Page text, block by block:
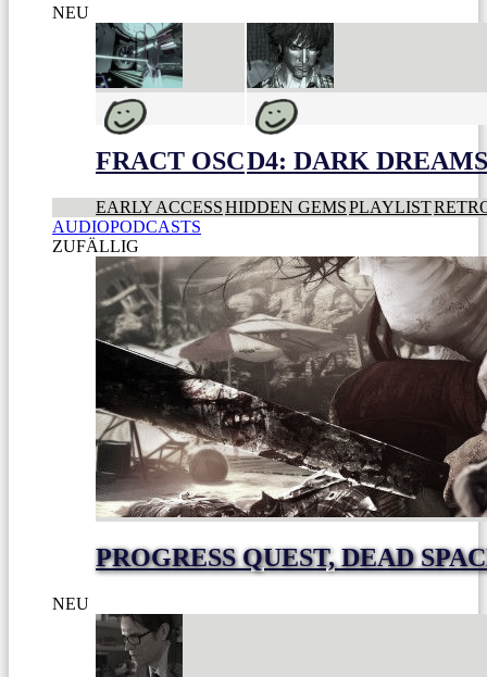
NEU
FRACT OSCD4: DARK
EARLY ACCESSHIDDEN GEMSPLAYLIST
AUDIOPODCASTS
ZUFÄLLIG
PROGRESS QUEST, DEAD
NEU